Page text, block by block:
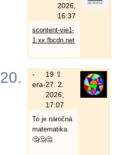
2026,
16:37
scontent-vie1-
1.xx.fbcdn.net
20.
-
era-
19 ⇧
27. 2.
2026,
17:07
To je náročná
matematika.
🤔🤔🤔